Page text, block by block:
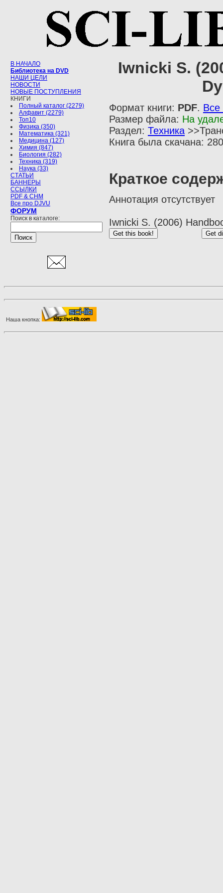
В НАЧАЛО
Библиотека на DVD
НАШИ ЦЕЛИ
НОВОСТИ
НОВЫЕ ПОСТУПЛЕНИЯ
КНИГИ
Полный каталог (2279)
Алфавит (2279)
Топ10
Физика (350)
Математика (321)
Медицина (127)
Химия (847)
Биология (282)
Техника (319)
Наука (33)
СТАТЬИ
БАННЕРЫ
ССЫЛКИ
PDF & CHM
Все про DJVU
ФОРУМ
Поиск в каталоге:
Iwnicki S.
Формат книги: PDF. Все
Размер файла: На
Раздел: Техника
Книга была скачана:
Краткое
Аннотация отсутствует
Iwnicki S. (2006)
Наша кнопка: